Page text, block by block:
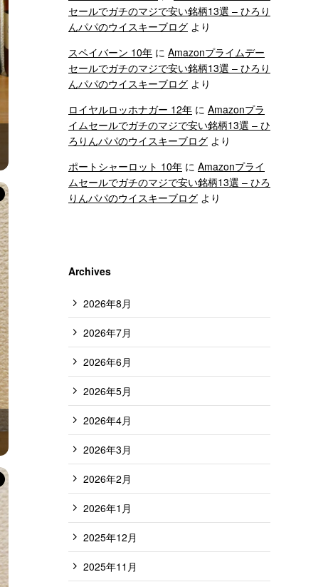
セールでガチのマジで安い銘柄13選 – ひろり
んパパのウイスキーブログ より
スペイバーン 10年 に Amazonプライムデー
セールでガチのマジで安い銘柄13選 – ひろり
んパパのウイスキーブログ より
ロイヤルロッホナガー 12年 に Amazonプラ
イムセールでガチのマジで安い銘柄13選 – ひ
ろりんパパのウイスキーブログ より
ポートシャーロット 10年 に Amazonプライ
ムセールでガチのマジで安い銘柄13選 – ひろ
りんパパのウイスキーブログ より
Archives
2026年8月
2026年7月
2026年6月
2026年5月
2026年4月
2026年3月
2026年2月
2026年1月
2025年12月
2025年11月